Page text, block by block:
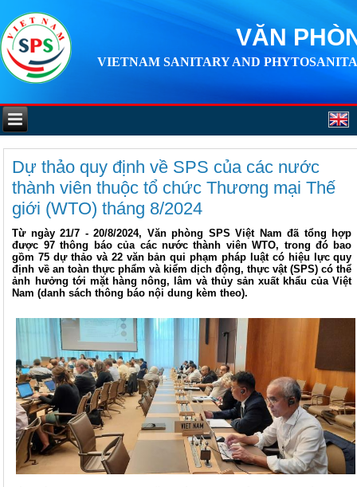
VĂN
VIETNAM SANITARY AND
Dự thảo quy định về SPS của các nước
thành viên thuộc tổ chức Thương mại Thế
giới (WTO) tháng 8/2024
Từ ngày 21/7 - 20/8/2024, Văn phòng SPS Việt Nam đã tổng hợp
được 97 thông báo của các nước thành viên WTO, trong đó bao
gồm 75 dự thảo và 22 văn bản qui phạm pháp luật có hiệu lực quy
định về an toàn thực phẩm và kiểm dịch động, thực vật (SPS) có thể
ảnh hưởng tới mặt hàng nông, lâm và thủy sản xuất khẩu của Việt
Nam (danh sách thông báo nội dung kèm theo).